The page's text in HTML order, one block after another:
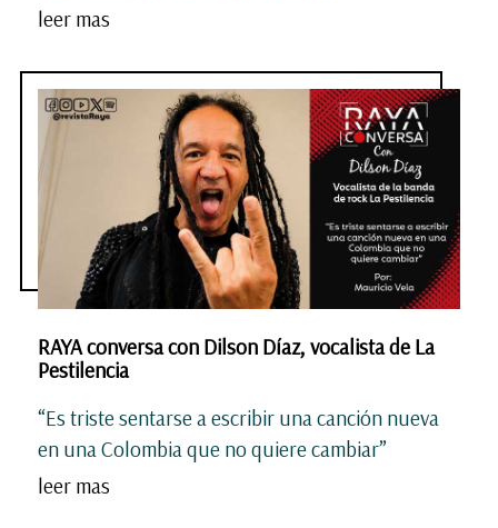
leer mas
RAYA conversa con Dilson Díaz, vocalista de La
Pestilencia
“Es triste sentarse a escribir una canción nueva
en una Colombia que no quiere cambiar”
leer mas